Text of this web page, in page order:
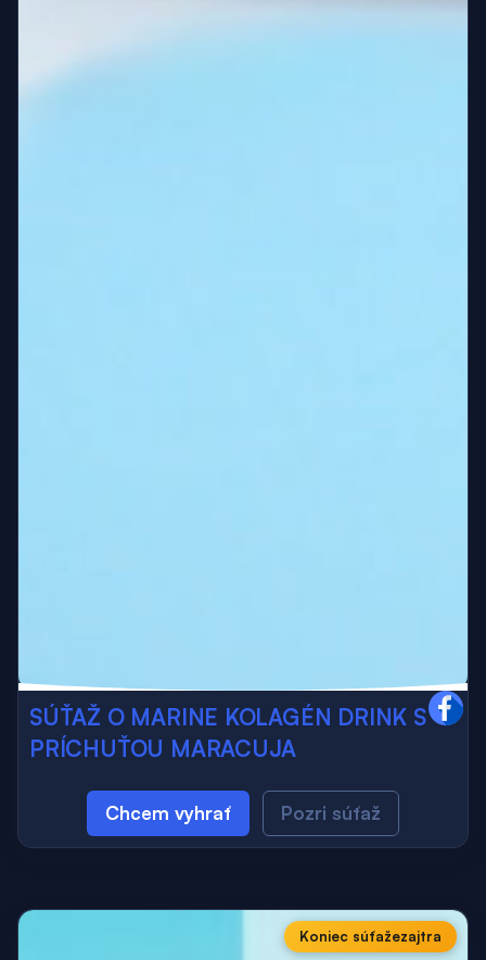
SÚŤAŽ O MARINE KOLAGÉN DRINK S
PRÍCHUŤOU MARACUJA
Chcem vyhrať Pozri súťaž
Koniec súťažezajtra